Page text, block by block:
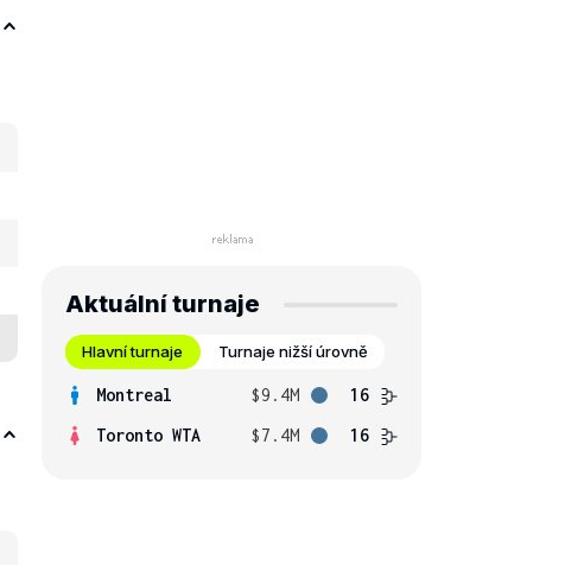
Aktuální turnaje
Hlavní turnaje Turnaje nižší úrovně
Montreal $9.4M
16
Toronto WTA
$7.4M 16